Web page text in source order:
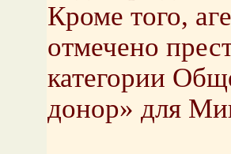
Кроме того,
отмечено
категории
донор» для